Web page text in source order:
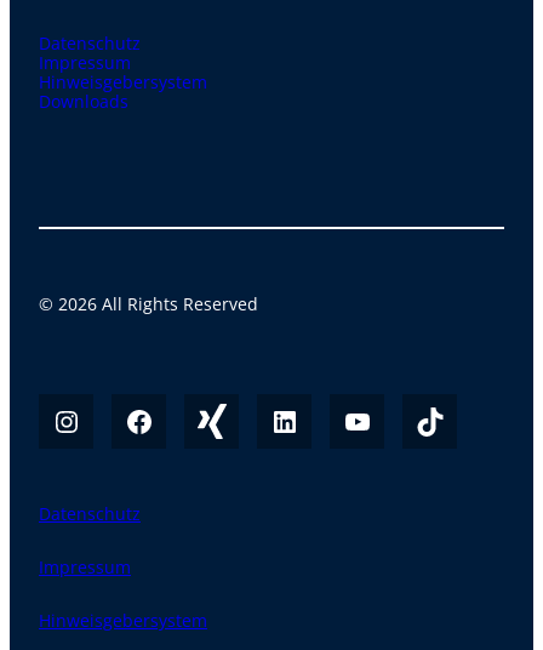
Datenschutz
Impressum
Hinweisgebersystem
Downloads
© 2026 All Rights Reserved
Datenschutz
Impressum
Hinweisgebersystem